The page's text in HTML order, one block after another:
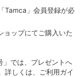
Tamca」会員登録が必
ョップにてご購⼊いた
」では、プレゼントへ
詳しくは、ご利⽤ガイ